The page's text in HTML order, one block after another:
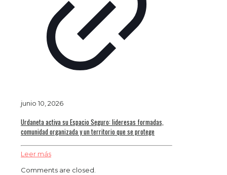
junio 10, 2026
Urdaneta activa su Espacio Seguro: lideresas formadas,
comunidad organizada y un territorio que se protege
Leer más
Comments are closed.